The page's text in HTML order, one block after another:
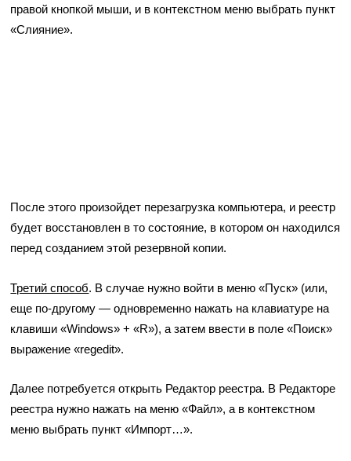
правой кнопкой мыши, и в контекстном меню выбрать пункт
«Слияние».
После этого произойдет перезагрузка компьютера, и реестр
будет восстановлен в то состояние, в котором он находился
перед созданием этой резервной копии.
Третий способ. В случае нужно войти в меню «Пуск» (или,
еще по-другому — одновременно нажать на клавиатуре на
клавиши «Windows» + «R»), а затем ввести в поле «Поиск»
выражение «regedit».
Далее потребуется открыть Редактор реестра. В Редакторе
реестра нужно нажать на меню «Файл», а в контекстном
меню выбрать пункт «Импорт…».